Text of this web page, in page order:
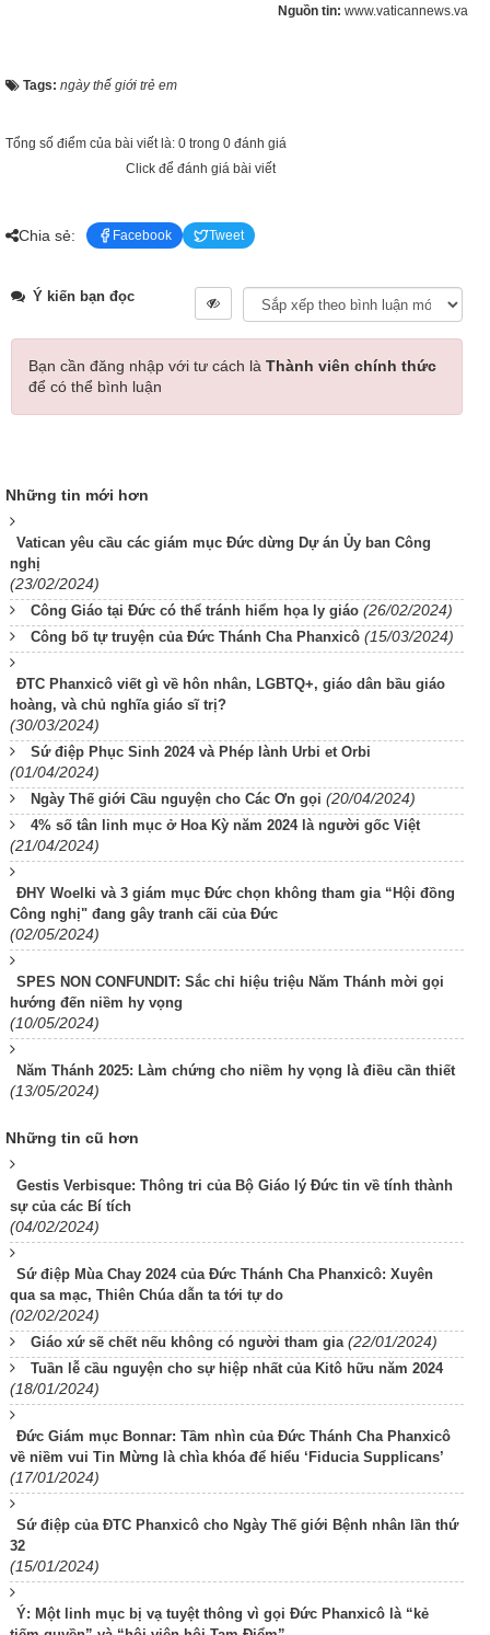
Nguồn tin: www.vaticannews.va
Tags: ngày thế giới trẻ em
Tổng số điểm của bài viết là: 0 trong 0 đánh giá
Click để đánh giá bài viết
Chia sẻ: Facebook Tweet
Ý kiến bạn đọc
Bạn cần đăng nhập với tư cách là Thành viên chính thức
để có thể bình luận
Những tin mới hơn
Vatican yêu cầu các giám mục Đức dừng Dự án Ủy ban Công
nghị
(23/02/2024)
Công Giáo tại Đức có thể tránh hiểm họa ly giáo (26/02/2024)
Công bố tự truyện của Đức Thánh Cha Phanxicô (15/03/2024)
ĐTC Phanxicô viết gì về hôn nhân, LGBTQ+, giáo dân bầu giáo
hoàng, và chủ nghĩa giáo sĩ trị?
(30/03/2024)
Sứ điệp Phục Sinh 2024 và Phép lành Urbi et Orbi
(01/04/2024)
Ngày Thế giới Cầu nguyện cho Các Ơn gọi (20/04/2024)
4% số tân linh mục ở Hoa Kỳ năm 2024 là người gốc Việt
(21/04/2024)
ĐHY Woelki và 3 giám mục Đức chọn không tham gia “Hội đồng
Công nghị" đang gây tranh cãi của Đức
(02/05/2024)
SPES NON CONFUNDIT: Sắc chỉ hiệu triệu Năm Thánh mời gọi
hướng đến niềm hy vọng
(10/05/2024)
Năm Thánh 2025: Làm chứng cho niềm hy vọng là điều cần thiết
(13/05/2024)
Những tin cũ hơn
Gestis Verbisque: Thông tri của Bộ Giáo lý Đức tin về tính thành
sự của các Bí tích
(04/02/2024)
Sứ điệp Mùa Chay 2024 của Đức Thánh Cha Phanxicô: Xuyên
qua sa mạc, Thiên Chúa dẫn ta tới tự do
(02/02/2024)
Giáo xứ sẽ chết nếu không có người tham gia (22/01/2024)
Tuần lễ cầu nguyện cho sự hiệp nhất của Kitô hữu năm 2024
(18/01/2024)
Đức Giám mục Bonnar: Tầm nhìn của Đức Thánh Cha Phanxicô
về niềm vui Tin Mừng là chìa khóa để hiểu ‘Fiducia Supplicans’
(17/01/2024)
Sứ điệp của ĐTC Phanxicô cho Ngày Thế giới Bệnh nhân lần thứ
32
(15/01/2024)
Ý: Một linh mục bị vạ tuyệt thông vì gọi Đức Phanxicô là “kẻ